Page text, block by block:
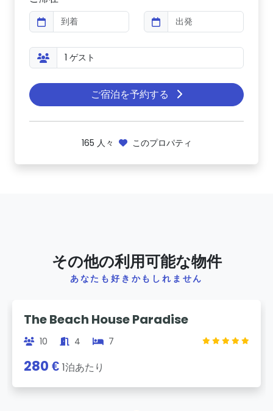
ご宿泊を予約する
165 人々 このプロパティ
その他の利用可能な物件
あなたも好きかもしれません
The Beach House Paradise
10 4 7
280 €1泊あたり